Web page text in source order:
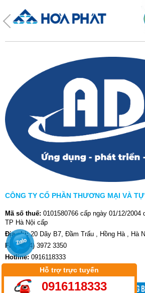
CÔNG TY CỔ PHẦN THƯƠNG MẠI VÀ
Mã số thuế: 0101580766 cấp ngày 01/12/
TP Hà Nội cấp
Địa chỉ:20 Dãy B7, Đầm Trấu , Hồng Hà , Hà
Fax:(024) 3972 3350
Hotline: 0916118333
aditech.com.vn-adi-jsc.com.vn
Hỗ trợ trực tuyến
0916118333